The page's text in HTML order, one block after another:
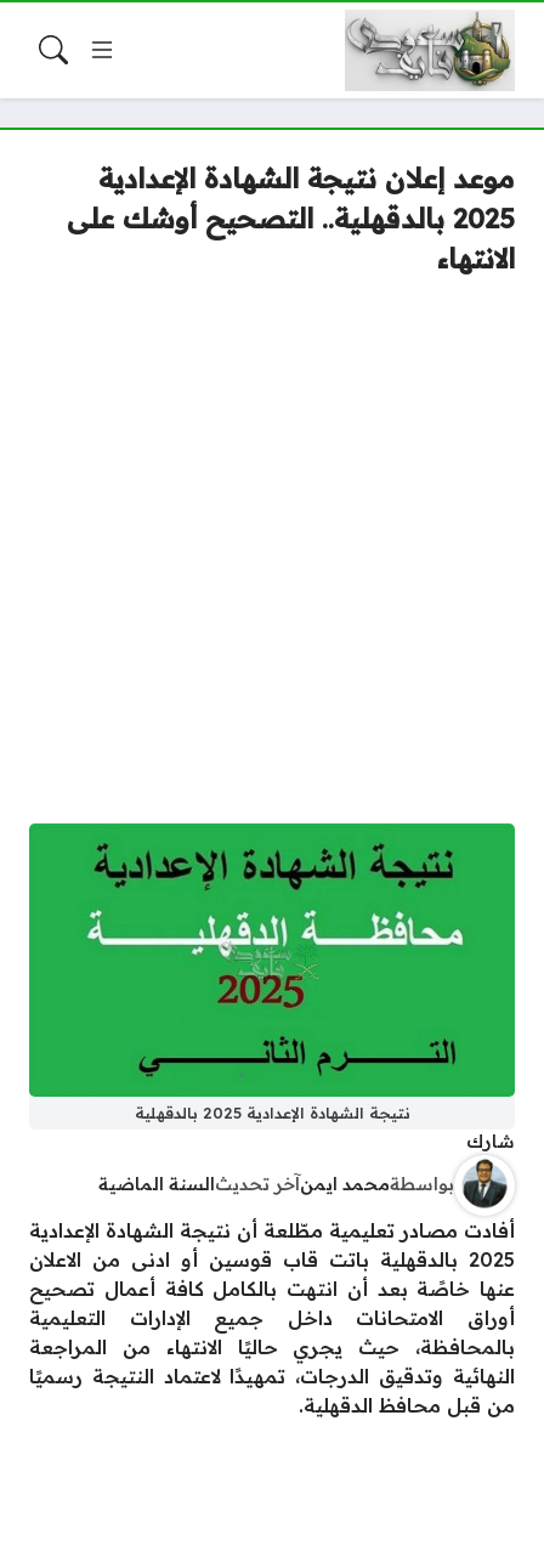
موعد إعلان نتيجة الشهادة الإعدادية
2025 بالدقهلية.. التصحيح أوشك على
الانتهاء
نتيجة الشهادة الإعدادية 2025 بالدقهلية
شارك
بواسطةمحمد ايمنآخر تحديثالسنة الماضية
أفادت مصادر تعليمية مطّلعة أن نتيجة الشهادة الإعدادية
2025 بالدقهلية باتت قاب قوسين أو ادنى من الاعلان
عنها خاصًة بعد أن انتهت بالكامل كافة أعمال تصحيح
أوراق الامتحانات داخل جميع الإدارات التعليمية
بالمحافظة، حيث يجري حاليًا الانتهاء من المراجعة
النهائية وتدقيق الدرجات، تمهيدًا لاعتماد النتيجة رسميًا
من قبل محافظ الدقهلية.